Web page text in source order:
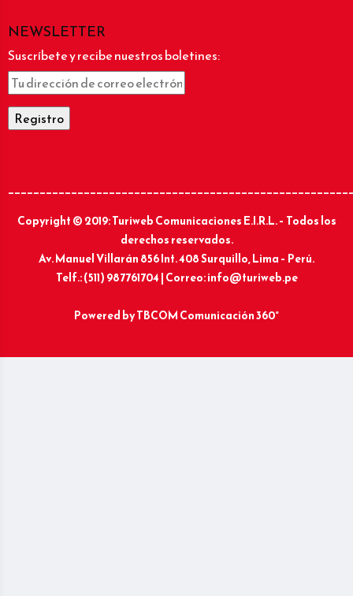
NEWSLETTER
Suscríbete y recibe nuestros boletines:
Copyright © 2019: Turiweb Comunicaciones E.I.R.L. – Todos los
derechos reservados.
Av. Manuel Villarán 856 Int. 408 Surquillo, Lima – Perú.
Telf.: (511) 987761704 | Correo: info@turiweb.pe
Powered byTBCOM Comunicación 360°